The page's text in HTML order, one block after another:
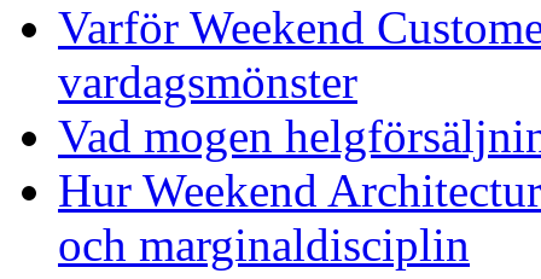
Varför Weekend
vardagsmönster
Vad mogen
Hur Weekend
och marginaldisciplin